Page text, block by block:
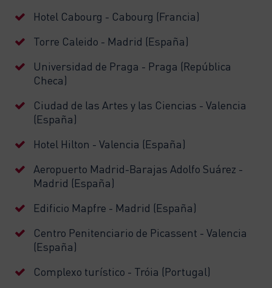
Hotel Cabourg - Cabourg (Francia)
Torre Caleido - Madrid (España)
Universidad de Praga - Praga (República
Checa)
Ciudad de las Artes y las Ciencias - Valencia
(España)
Hotel Hilton - Valencia (España)
Aeropuerto Madrid-Barajas Adolfo Suárez -
Madrid (España)
Edificio Mapfre - Madrid (España)
Centro Penitenciario de Picassent - Valencia
(España)
Complexo turístico - Tróia (Portugal)